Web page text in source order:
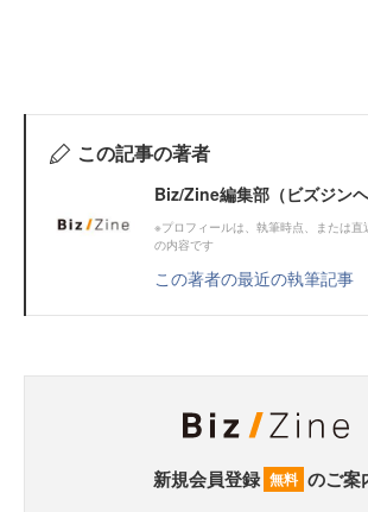
この記事の著者
Biz/Zine編集部（ビズジンヘ
※プロフィールは、執筆時点、または
の内容です
この著者の最近の執筆記事
新規会員登録 無料 のご案